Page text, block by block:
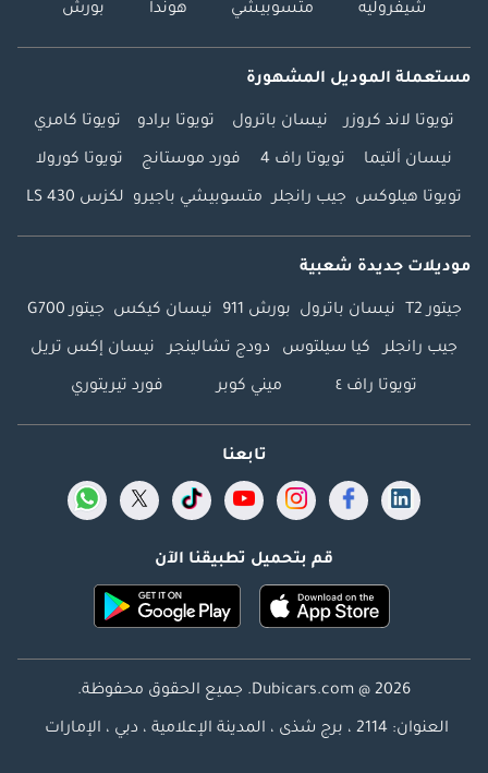
شيفروليه متسوبيشي هوندا بورش
مستعملة الموديل المشهورة
تويوتا لاند كروزر نيسان باترول تويوتا برادو تويوتا كامري
نيسان ألتيما تويوتا راف 4 فورد موستانج تويوتا كورولا
تويوتا هيلوكس جيب رانجلر متسوبيشي باجيرو لكزس LS 430
موديلات جديدة شعبية
جيتور T2 نيسان باترول بورش 911 نيسان كيكس جيتور G700
جيب رانجلر كيا سيلتوس دودج تشالينجر نيسان إكس تريل
تويوتا راف ٤ ميني كوبر فورد تيريتوري
تابعنا
قم بتحميل تطبيقنا الآن
Dubicars.com @ 2026. جميع الحقوق محفوظة.
العنوان: 2114 ، برج شذى ، المدينة الإعلامية ، دبي ، الإمارات